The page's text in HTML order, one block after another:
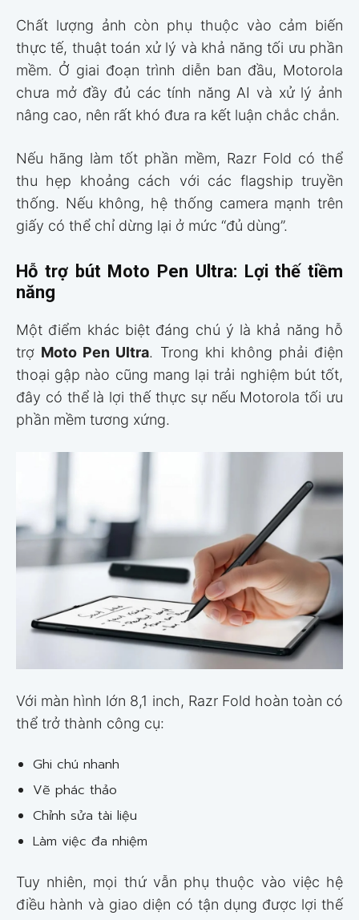
Chất lượng ảnh còn phụ thuộc vào cảm biến
thực tế, thuật toán xử lý và khả năng tối ưu phần
mềm. Ở giai đoạn trình diễn ban đầu, Motorola
chưa mở đầy đủ các tính năng AI và xử lý ảnh
nâng cao, nên rất khó đưa ra kết luận chắc chắn.
Nếu hãng làm tốt phần mềm, Razr Fold có thể
thu hẹp khoảng cách với các flagship truyền
thống. Nếu không, hệ thống camera mạnh trên
giấy có thể chỉ dừng lại ở mức “đủ dùng”.
Hỗ trợ bút Moto Pen Ultra: Lợi thế tiềm
năng
Một điểm khác biệt đáng chú ý là khả năng hỗ
trợ Moto Pen Ultra. Trong khi không phải điện
thoại gập nào cũng mang lại trải nghiệm bút tốt,
đây có thể là lợi thế thực sự nếu Motorola tối ưu
phần mềm tương xứng.
Với màn hình lớn 8,1 inch, Razr Fold hoàn toàn có
thể trở thành công cụ:
Ghi chú nhanh
Vẽ phác thảo
Chỉnh sửa tài liệu
Làm việc đa nhiệm
Tuy nhiên, mọi thứ vẫn phụ thuộc vào việc hệ
điều hành và giao diện có tận dụng được lợi thế